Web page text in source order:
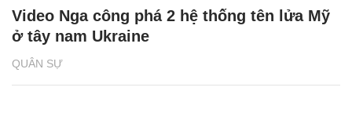
QUÂN SỰ
Video Nga công phá 2 hệ thống tên lửa Mỹ
ở tây nam Ukraine